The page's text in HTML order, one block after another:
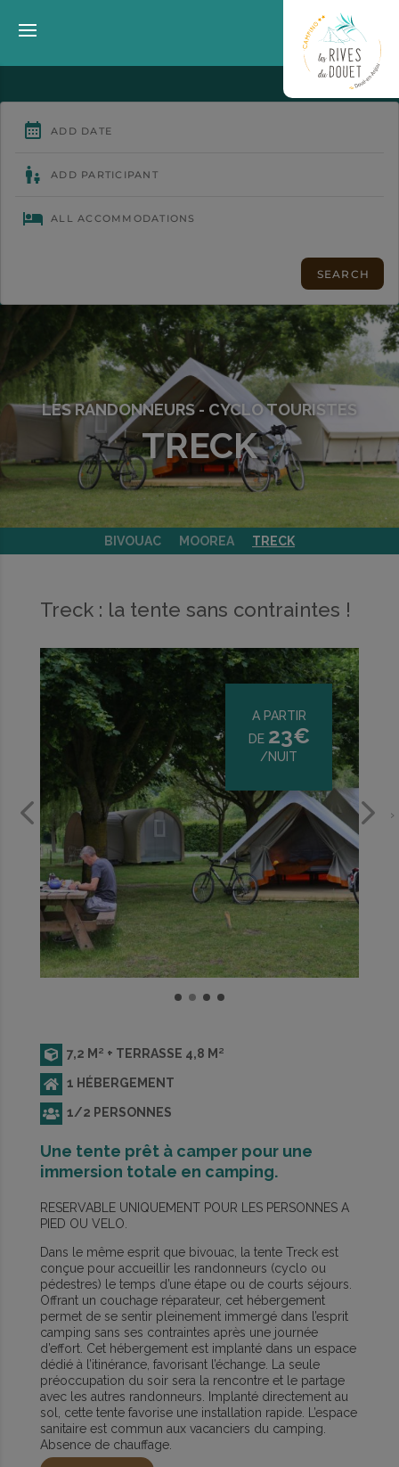
LES RANDONNEURS - CYCLO TOURISTES
TRECK
BIVOUAC MOOREA TRECK
Treck : la tente sans contraintes !
›
A PARTIR
DE 23€
/NUIT
7,2 M² + TERRASSE 4,8 M²
1 HÉBERGEMENT
1/2 PERSONNES
Une tente prêt à camper pour une
immersion totale en camping.
RESERVABLE UNIQUEMENT POUR LES PERSONNES A
PIED OU VELO.
Dans le même esprit que bivouac, la tente Treck est
conçue pour accueillir les randonneurs (cyclo ou
pédestres) le temps d’une étape ou de courts séjours.
Offrant un couchage réparateur, cet hébergement
permet de se sentir pleinement immergé dans l’esprit
camping sans ses contraintes après une journée
d’effort. Cet hébergement est implanté dans un espace
dédié à l’itinérance, favorisant l’échange. La seule
préoccupation du soir sera la rencontre et le partage
avec les autres randonneurs. Implanté directement au
sol, cette tente favorise une installation rapide. L’espace
sanitaire est commun aux vacanciers du camping.
Absence de chauffage.